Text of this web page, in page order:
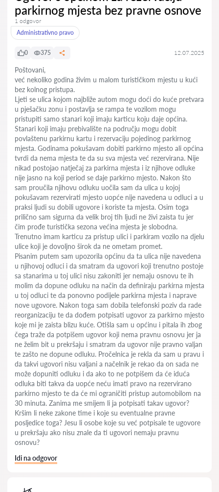
parkirnog mjesta bez pravne osnove
1 odgovor
Administrativno pravo
0 375 12.07.2025
Poštovani,
već nekoliko godina živim u malom turističkom mjestu u kući
bez kolnog pristupa.
Ljeti se ulica kojom najbliže autom mogu doći do kuće pretvara
u pješačku zonu i postavlja se rampa te vozilom mogu
pristupiti samo stanari koji imaju karticu koju daje općina.
Stanari koji imaju prebivalište na području mogu dobit
povlaštenu parkirnu kartu i rezervaciju pojedinog parkirnog
mjesta. Godinama pokušavam dobiti parkirno mjesto ali općina
tvrdi da nema mjesta te da su sva mjesta već rezervirana. Nije
nikad postojao natječaj za parkirna mjesta i iz njihove odluke
nije jasno na koji period se daje parkirno mjesto. Nakon što
sam proučila njihovu odluku uočila sam da ulica u kojoj
pokušavam rezervirati mjesto uopće nije navedena u odluci a u
praksi ljudi su dobili ugovore i koriste ta mjesta. Osim toga
prilično sam sigurna da velik broj tih ljudi ne živi zaista tu jer
čim prođe turistička sezona većina mjesta je slobodna.
Trenutno imam karticu za pristup ulici i parkiram vozilo na djelu
ulice koji je dovoljno širok da ne ometam promet.
Pisanim putem sam upozorila općinu da ta ulica nije navedena
u njihovoj odluci i da smatram da ugovori koji trenutno postoje
sa stanarima u toj ulici nisu zakoniti jer nemaju osnovu te ih
molim da dopune odluku na način da definiraju parkirna mjesta
u toj odluci te da ponovno podijele parkirna mjesta i naprave
nove ugovore. Nakon toga sam dobila telefonski poziv da rade
reorganizaciju te da dođem potpisati ugovor za parkirno mjesto
koje mi je zaista blizu kuće. Otišla sam u općinu i pitala ih zbog
čega traže da potpišem ugovor koji nema pravnu osnovu jer ja
ne želim bit u prekršaju i smatram da ugovor nije pravno valjan
te zašto ne dopune odluku. Pročelnica je rekla da sam u pravu i
da takvi ugovori nisu valjani a načelnik je rekao da on sada ne
može dopuniti odluku i da ako to ne potpišem da će iduća
odluka biti takva da uopće neću imati pravo na rezervirano
parkirno mjesto te da će mi ograničiti pristup automobilom na
30 minuta. Zanima me smijem li ja potpisati takav ugovor?
Kršim li neke zakone time i koje su eventualne pravne
posljedice toga? Jesu li osobe koje su već potpisale te ugovore
u prekršaju ako nisu znale da ti ugovori nemaju pravnu
osnovu?
Idi na odgovor